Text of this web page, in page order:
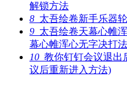
解锁方法
8 太吾绘卷新手乐器
9 太吾绘卷天幕心帷
幕心帷浑心无字决打
10 教你钉钉会议退出
议后重新进入方法)